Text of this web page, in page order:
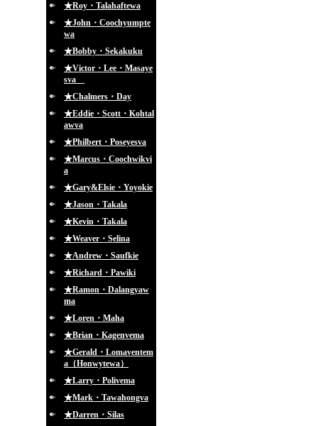
★Roy・Talahaftewa
★John・Coochyumpte
wa
★Bobby・Sekakuku
★Victor・Lee・Masaye
sva
★Chalmers・Day
★Eddie・Scott・Kohtal
awva
★Philbert・Poseyesva
★Marcus・Coochwikvi
a
★Gary&Elsie・Yoyokie
★Jason・Takala
★Kevin・Takala
★Weaver・Selina
★Andrew・Saufkie
★Richard・Pawiki
★Ramon・Dalangyaw
ma
★Loren・Maha
★Brian・Kagenvema
★Gerald・Lomaventem
a（Honwytewa）
★Larry・Polivema
★Mark・Tawahongva
★Darren・Silas